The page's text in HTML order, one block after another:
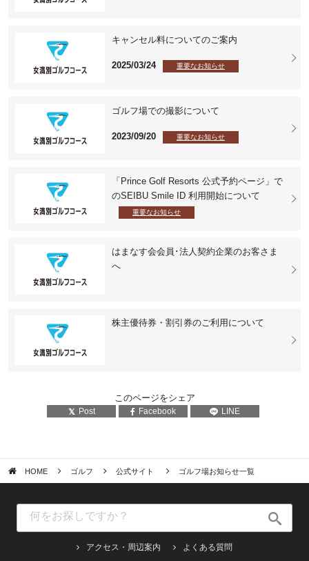
キャンセル料についてのご案内
2025/03/24 重要なお知らせ
ゴルフ場での撮影について
2023/09/20 重要なお知らせ
「Prince Golf Resorts 公式予約ページ」で
のSEIBU Smile ID 利用開始について
重要なお知らせ
はまなす会会員･法人契約企業のお客さま
へ
株主優待券・割引券のご利用について
このページをシェア
Post Facebook LINE
HOME ゴルフ 公式サイト ゴルフ場お知らせ一覧
アクセス・周辺案内 よくある質問